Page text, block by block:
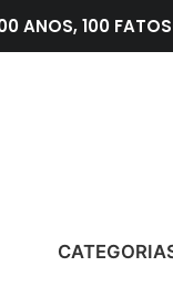
ANOS, 100 FATOS